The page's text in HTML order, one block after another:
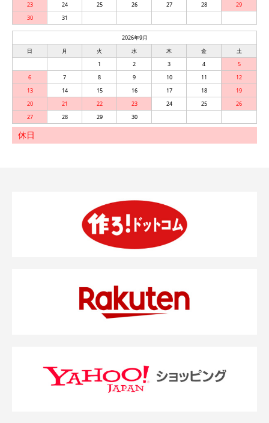
23
24 25 26 27 28
29
30
31
2026年9月
日
月 火 水 木 金
土
1
2 3 4
5
6
7 8 9 10 11
12
13
14 15 16 17 18
19
20
21 22 23 24 25
26
27
28 29 30
休日